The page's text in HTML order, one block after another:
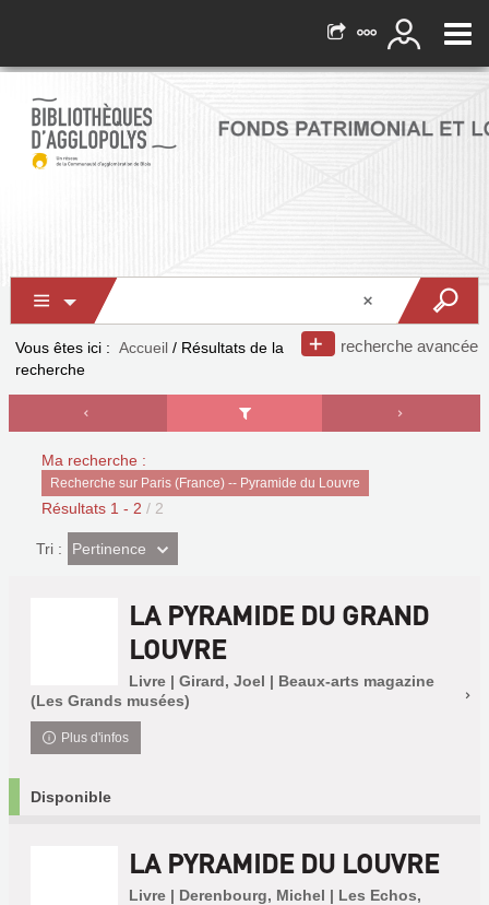
recherche avancée
Vous êtes ici : Accueil / Résultats de la
recherche
Ma recherche :
Recherche sur Paris (France) -- Pyramide du Louvre
Résultats 1 - 2 / 2
Tri : (Effet
imédiat)
Pertinence
LA PYRAMIDE DU GRAND
LOUVRE
Livre | Girard, Joel | Beaux-arts magazine
(Les Grands musées)
Plus d'infos
Disponible
LA PYRAMIDE DU LOUVRE
Livre | Derenbourg, Michel | Les Echos,